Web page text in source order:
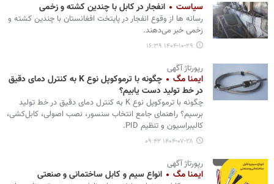
سیاست انفجار در کابل با چندین کشته و زخمی
رسانه ها از وقوع انفجار در پایتخت افغانستان با چندین کشته و
زخمی خبر می‌دهند.
۱۴۰۴-۱۰-۲۹ ۱۶:۳۹
رپورتاژ آگهی
ایمنا مگ
چگونه با ترموکوپل نوع K به کنترل دمای دقیق
در خط تولید دست یابیم؟
چگونه با ترموکوپل نوع K به کنترل دمای دقیق در خط تولید
برسیم؟ راهنمای جامع انتخاب سنسور، نصب اصولی، کابل‌کشی،
کالیبراسیون و تنظیم PID.
۱۴۰۴-۰۷-۲۸ ۰۹:۴۲
رپورتاژ آگهی
ایمنا مگ انواع سیم و کابل ساختمانی و صنعتی